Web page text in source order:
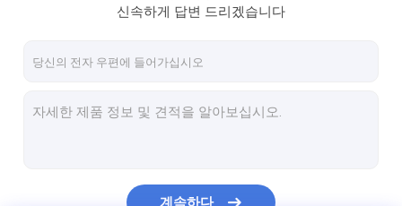
자체 추진의 승객 계단
공항 암불이프트
신속하게 답변 드리겠습니다
계속하다